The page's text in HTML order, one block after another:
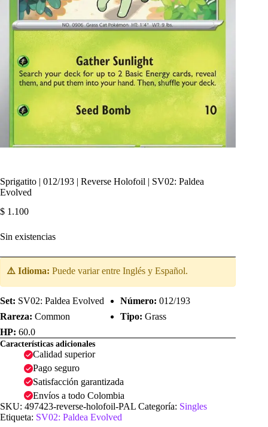
Sprigatito | 012/193 | Reverse Holofoil | SV02: Paldea
Evolved
$ 1.100
Sin existencias
⚠️ Idioma: Puede variar entre Inglés y Español.
Set: SV02: Paldea Evolved Número: 012/193
Rareza: Common Tipo: Grass
HP: 60.0
Características adicionales
Calidad superior
Pago seguro
Satisfacción garantizada
Envíos a todo Colombia
SKU: 497423-reverse-holofoil-PAL Categoría: Singles
Etiqueta: SV02: Paldea Evolved